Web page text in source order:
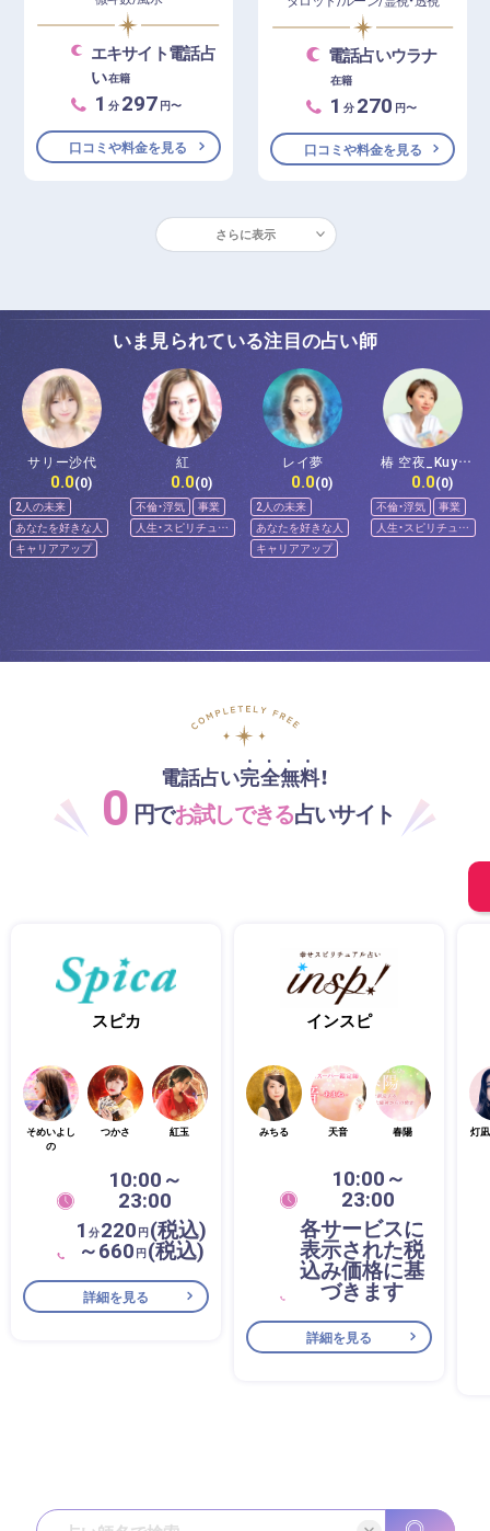
エキサイト電話占
い在籍
1 分 297 円〜
口コミや料金を見る
電話占いウラナ
在籍
1 分 270 円〜
口コミや料金を見る
さらに表示
いま見られている注目の占い師
サリー沙代
0.0(0)
2人の未来
あなたを好きな人
キャリアアップ
紅
0.0(0)
不倫・浮気
事業
人生・スピリチュア
ル
レイ夢
0.0(0)
2人の未来
あなたを好きな人
キャリアアップ
椿 空夜_Kuyo
Tsubaki
0.0(0)
不倫・浮気
事業
人生・スピリチュア
ル
電話占い完全無料！
0 円でお試しできる占いサイト
スピカ
そめいよし
の
つかさ 紅玉
10:00～
23:00
1 分220 円(税込)
～660 円(税込)
詳細を見る
インスピ
みちる 天音 春陽
10:00～
23:00
各サービスに
表示された税
込み価格に基
づきます
詳細を見る
灯